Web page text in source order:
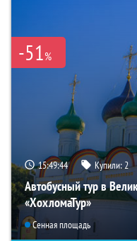
-51%
15:49:43 Купили:2
Автобусный тур в
«ХохломаТур»
Сенная площадь